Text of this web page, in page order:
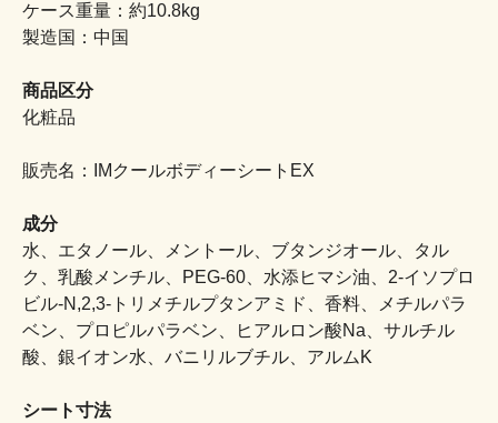
ケース重量：約10.8kg
製造国：中国
商品区分
化粧品
販売名：IMクールボディーシートEX
成分
水、エタノール、メントール、ブタンジオール、タル
ク、乳酸メンチル、PEG-60、水添ヒマシ油、2-イソプロ
ビル-N,2,3-トリメチルプタンアミド、香料、メチルパラ
ベン、プロピルパラベン、ヒアルロン酸Na、サルチル
酸、銀イオン水、バニリルブチル、アルムK
シート寸法